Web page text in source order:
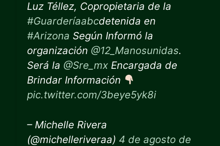
Luz Téllez, Copropietaria de la
#Guarderíaabcdetenida en
#Arizona Según Informó la
organización @12_Manosunidas.
Será la @Sre_mx Encargada de
Brindar Información
pic.twitter.com/3beye5yk8i
– Michelle Rivera
(@michelleriveraa) 4 de agosto de